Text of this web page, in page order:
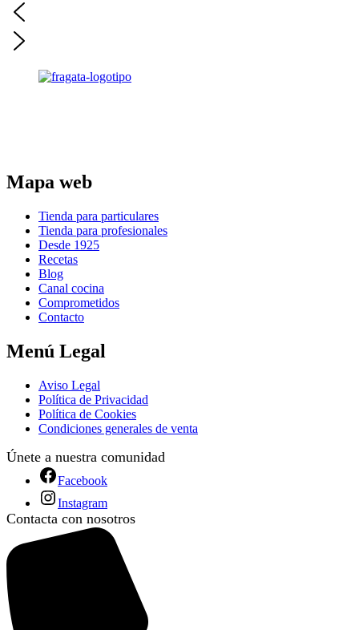
Mapa web
Tienda para particulares
Tienda para profesionales
Desde 1925
Recetas
Blog
Canal cocina
Comprometidos
Contacto
Menú Legal
Aviso Legal
Política de Privacidad
Política de Cookies
Condiciones generales de venta
Únete a nuestra comunidad
Facebook
Instagram
Contacta con nosotros